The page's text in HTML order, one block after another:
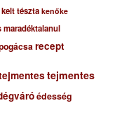
kelt tészta kenőke
maradéktalanul
recept
tejmentes
édesség